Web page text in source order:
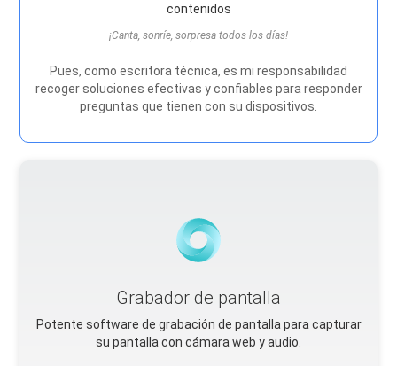
contenidos
¡Canta, sonríe, sorpresa todos los días!
Pues, como escritora técnica, es mi responsabilidad
recoger soluciones efectivas y confiables para responder
preguntas que tienen con su dispositivos.
Grabador de pantalla
Potente software de grabación de pantalla para capturar
su pantalla con cámara web y audio.